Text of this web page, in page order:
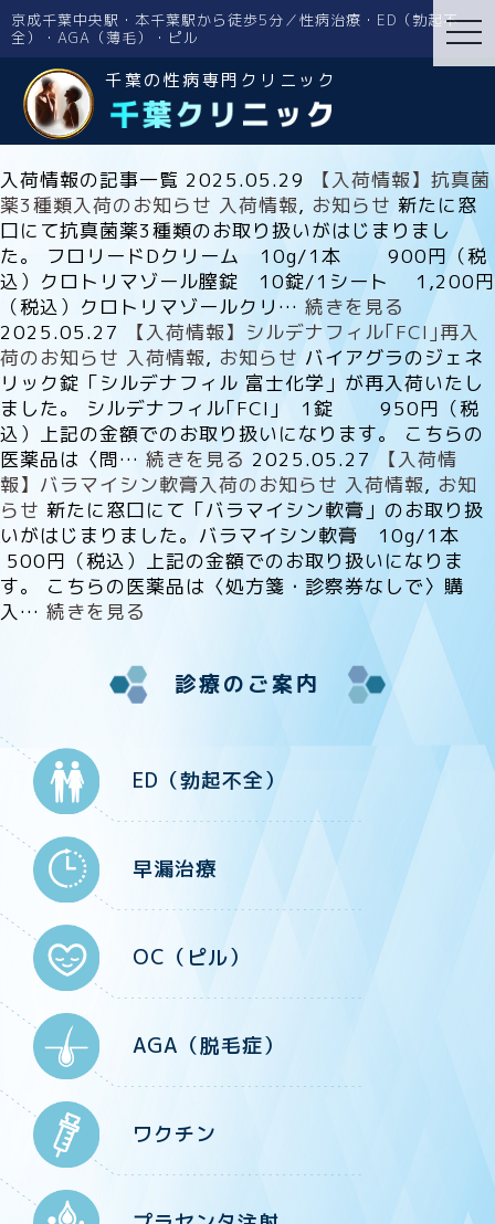
京成千葉中央駅・本千葉駅から徒歩5分／性病治療・ED（勃起不
全）・AGA（薄毛）・ピル
千葉の性病専門クリニック
入荷情報の記事一覧 2025.05.29
【入荷情報】抗真菌
薬3種類入荷のお知らせ 入荷情報, お知らせ 新たに窓
口にて抗真菌薬3種類のお取り扱いがはじまりまし
た。 フロリードDクリーム 10g/1本 900円（税
込）クロトリマゾール膣錠 10錠/1シート 1,200円
（税込）クロトリマゾールクリ… 続きを見る
2025.05.27
【入荷情報】シルデナフィル｢FCI｣再入
荷のお知らせ 入荷情報, お知らせ バイアグラのジェネ
リック錠「シルデナフィル 富士化学」が再入荷いたし
ました。 シルデナフィル｢FCI｣ 1錠 950円（税
込）上記の金額でのお取り扱いになります。 こちらの
医薬品は〈問… 続きを見る 2025.05.27
【入荷情
報】バラマイシン軟膏入荷のお知らせ 入荷情報, お知
らせ 新たに窓口にて「バラマイシン軟膏」のお取り扱
いがはじまりました。バラマイシン軟膏 10g/1本
500円（税込）上記の金額でのお取り扱いになりま
す。 こちらの医薬品は〈処方箋・診察券なしで〉購
入… 続きを見る
診療のご案内
ED（勃起不全）
早漏治療
OC（ピル）
AGA（脱毛症）
ワクチン